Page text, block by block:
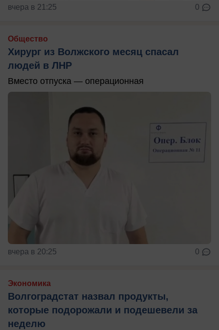
вчера в 21:25 0
Общество
Хирург из Волжского месяц спасал
людей в ЛНР
Вместо отпуска — операционная
вчера в 20:25 0
Экономика
Волгоградстат назвал продукты,
которые подорожали и подешевели за
неделю